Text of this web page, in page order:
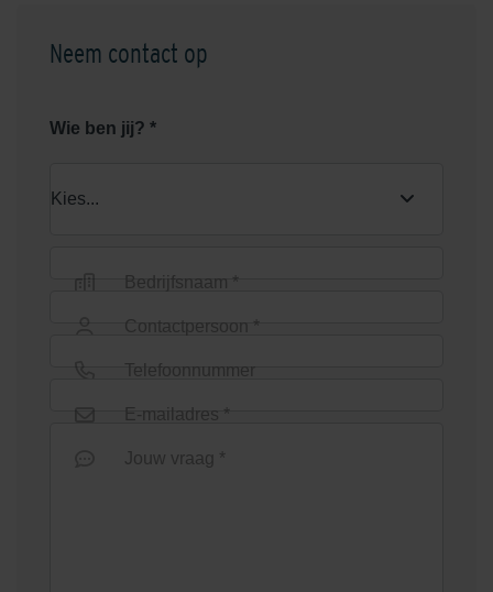
Neem contact op
Wie ben jij? *
Bedrijfsnaam *
Contactpersoon *
Telefoonnummer
E-mailadres *
Jouw vraag *